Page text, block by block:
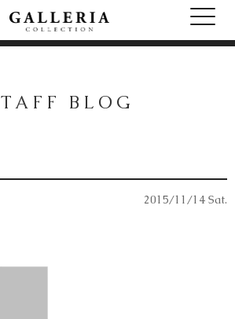
TAFF BLOG
2015/11/14 Sat.